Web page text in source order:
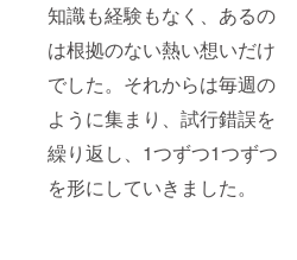
知識も経験もなく、あるの
は根拠のない熱い想いだけ
でした。それからは毎週の
ように集まり、試行錯誤を
繰り返し、1つずつ1つずつ
を形にしていきました。